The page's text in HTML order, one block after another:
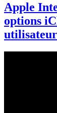
Apple
options